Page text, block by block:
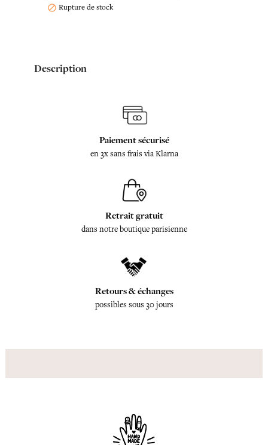
 Rupture de stock
Description
Paiement sécurisé
en 3x sans frais via Klarna
Retrait gratuit
dans notre boutique parisienne
Retours & échanges
possibles sous 30 jours